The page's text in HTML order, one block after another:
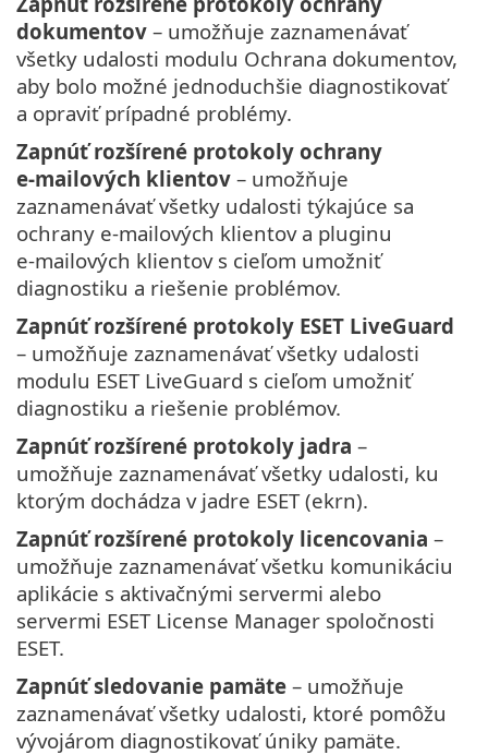
dokumentov – umožňuje zaznamenávať
všetky udalosti modulu Ochrana dokumentov,
aby bolo možné jednoduchšie diagnostikovať
a opraviť prípadné problémy.
Zapnúť rozšírené protokoly ochrany
e‑mailových klientov – umožňuje
zaznamenávať všetky udalosti týkajúce sa
ochrany e‑mailových klientov a pluginu
e‑mailových klientov s cieľom umožniť
diagnostiku a riešenie problémov.
Zapnúť rozšírené protokoly ESET LiveGuard
– umožňuje zaznamenávať všetky udalosti
modulu ESET LiveGuard s cieľom umožniť
diagnostiku a riešenie problémov.
Zapnúť rozšírené protokoly jadra –
umožňuje zaznamenávať všetky udalosti, ku
ktorým dochádza v jadre ESET (ekrn).
Zapnúť rozšírené protokoly licencovania –
umožňuje zaznamenávať všetku komunikáciu
aplikácie s aktivačnými servermi alebo
servermi ESET License Manager spoločnosti
ESET.
Zapnúť sledovanie pamäte – umožňuje
zaznamenávať všetky udalosti, ktoré pomôžu
vývojárom diagnostikovať úniky pamäte.